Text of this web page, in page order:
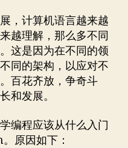
，计算机语言越来越
越理解，那么多不同
这是因为在不同的领
同的架构，以应对不
百花齐放，争奇斗
和发展。
编程应该从什么入门
原因如下：